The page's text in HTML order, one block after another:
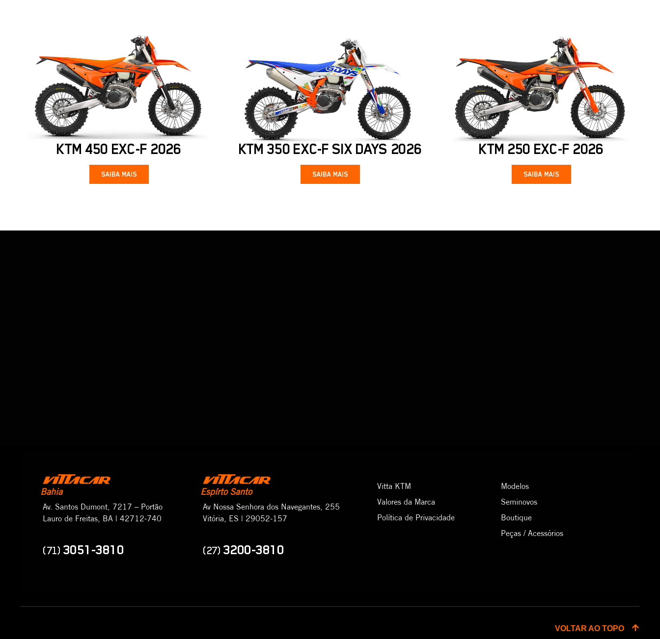
KTM 450 EXC-F 2026
SAIBA MAIS
KTM 350 EXC-F SIX DAYS 2026
SAIBA MAIS
KTM 250 EXC-F 2026
SAIBA MAIS
Bahia
Av. Santos Dumont, 7217 – Portão
Lauro de Freitas, BA | 42712-740
(71) 3051-3810
Espírto Santo
Av Nossa Senhora dos Navegantes, 255
Vitória, ES | 29052-157
(27) 3200-3810
Vitta KTM
Valores da Marca
Política de Privacidade
Modelos
Seminovos
Boutique
Peças / Acessórios
VOLTAR AO TOPO